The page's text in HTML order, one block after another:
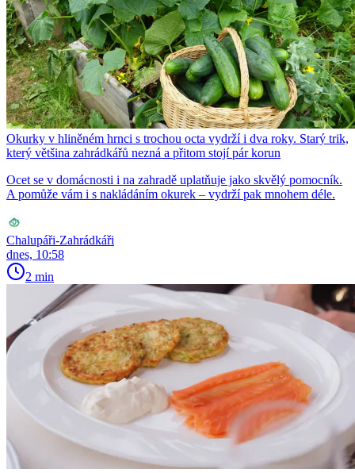
Okurky v hliněném hrnci s trochou octa vydrží i dva roky. Starý trik,
který většina zahrádkářů nezná a přitom stojí pár korun
Ocet se v domácnosti i na zahradě uplatňuje jako skvělý pomocník.
A pomůže vám i s nakládáním okurek – vydrží pak mnohem déle.
Chalupáři-Zahrádkáři
dnes, 10:58
2 min